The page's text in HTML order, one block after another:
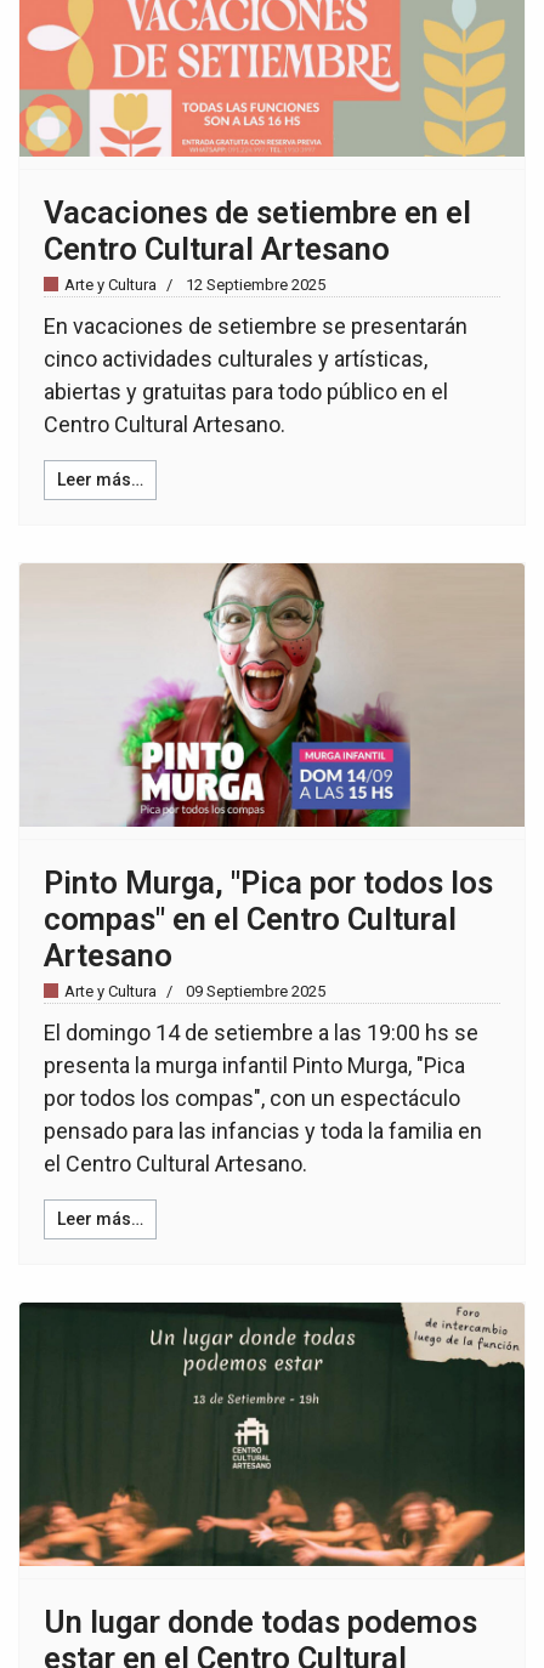
Vacaciones de setiembre en el
Centro Cultural Artesano
Arte y Cultura 12 Septiembre 2025
En vacaciones de setiembre se presentarán
cinco actividades culturales y artísticas,
abiertas y gratuitas para todo público en el
Centro Cultural Artesano.
Leer más…
Pinto Murga, "Pica por todos los
compas" en el Centro Cultural
Artesano
Arte y Cultura 09 Septiembre 2025
El domingo 14 de setiembre a las 19:00 hs se
presenta la murga infantil Pinto Murga, "Pica
por todos los compas", con un espectáculo
pensado para las infancias y toda la familia en
el Centro Cultural Artesano.
Leer más…
Un lugar donde todas podemos
estar en el Centro Cultural